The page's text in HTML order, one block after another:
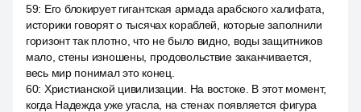
59: Его блокирует гигантская армада арабского халифата,
историки говорят о тысячах кораблей, которые заполнили
горизонт так плотно, что не было видно, воды защитников
мало, стены изношены, продовольствие заканчивается,
весь мир понимал это конец.
60: Христианской цивилизации. На востоке. В этот момент,
когда Надежда уже угасла, на стенах появляется фигура